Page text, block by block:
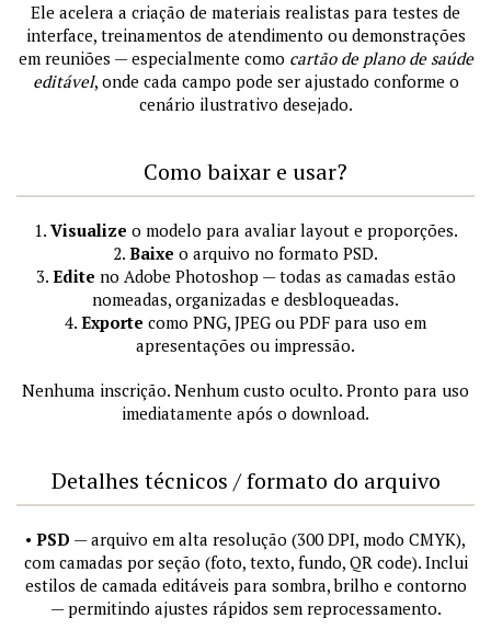
Ele acelera a criação de materiais realistas para testes de
interface, treinamentos de atendimento ou demonstrações
em reuniões — especialmente como cartão de plano de saúde
editável, onde cada campo pode ser ajustado conforme o
cenário ilustrativo desejado.
Como baixar e usar?
1. Visualize o modelo para avaliar layout e proporções.
2. Baixe o arquivo no formato PSD.
3. Edite no Adobe Photoshop — todas as camadas estão
nomeadas, organizadas e desbloqueadas.
4. Exporte como PNG, JPEG ou PDF para uso em
apresentações ou impressão.
Nenhuma inscrição. Nenhum custo oculto. Pronto para uso
imediatamente após o download.
Detalhes técnicos / formato do arquivo
• PSD — arquivo em alta resolução (300 DPI, modo CMYK),
com camadas por seção (foto, texto, fundo, QR code). Inclui
estilos de camada editáveis para sombra, brilho e contorno
— permitindo ajustes rápidos sem reprocessamento.